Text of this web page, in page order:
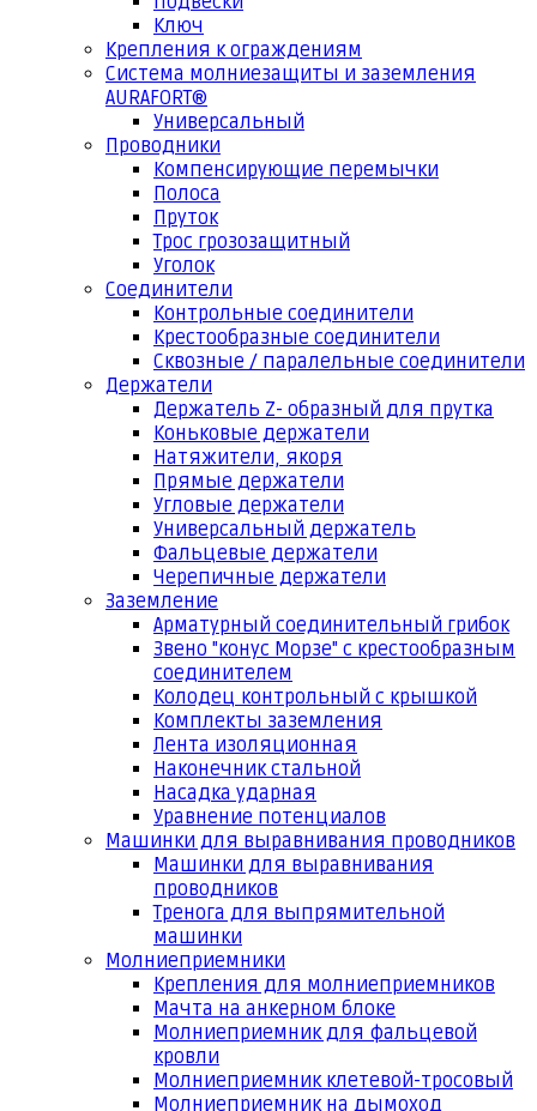
Ключ
Крепления к ограждениям
Система молниезащиты и заземления
AURAFORT®
Универсальный
Проводники
Компенсирующие перемычки
Полоса
Пруток
Трос грозозащитный
Уголок
Соединители
Контрольные соединители
Крестообразные соединители
Сквозные / паралельные соединители
Держатели
Держатель Z- образный для прутка
Коньковые держатели
Натяжители, якоря
Прямые держатели
Угловые держатели
Универсальный держатель
Фальцевые держатели
Черепичные держатели
Заземление
Арматурный соединительный грибок
Звено "конус Морзе" с крестообразным
соединителем
Колодец контрольный с крышкой
Комплекты заземления
Лента изоляционная
Наконечник стальной
Насадка ударная
Уравнение потенциалов
Машинки для выравнивания проводников
Машинки для выравнивания
проводников
Тренога для выпрямительной
машинки
Молниеприемники
Крепления для молниеприемников
Мачта на анкерном блоке
Молниеприемник для фальцевой
кровли
Молниеприемник клетевой-тросовый
Молниеприемник на дымоход